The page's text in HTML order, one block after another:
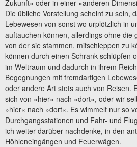
Zukunft« oder in einer »anderen
Die übliche Vorstellung scheint zu sein,
Lebewesen von sonst wo urplötzlich in
auftauchen können, allerdings ohne die
von der sie stammen, mitschleppen zu
können durch einen Schrank schlüpfen
im Weltraum und dadurch in ihrem
Begegnungen mit fremdartigen
oder andere Art stets auch von Reisen.
sich von »hier« nach »dort«, oder wir
»hier« nach »dort«. Es wimmelt nur so
Durchgangsstationen und Fahr- und
ich weiter darüber nachdenke, in den
Höhleneingängen und Feuerwägen.